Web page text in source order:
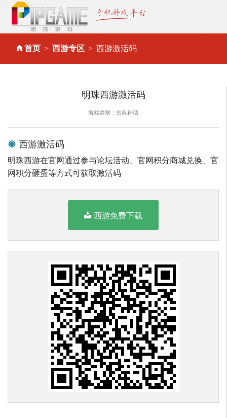
首页 西游专区 西游激活码
明珠西游激活码
游戏类别：古典神话
西游激活码
明珠西游在官网通过参与论坛活动、官网积分商城兑换、官
网积分砸蛋等方式可获取激活码
西游免费下载